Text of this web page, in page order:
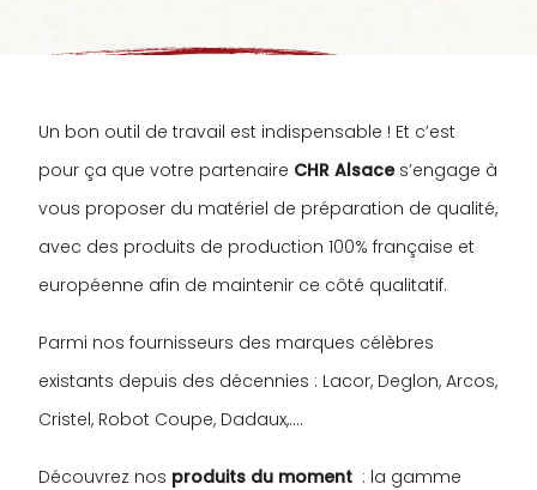
Un bon outil de travail est indispensable ! Et c’est
pour ça que votre partenaire CHR Alsaces’engage à
vous proposer du matériel de préparation de qualité,
avec des produits de production 100% française et
européenne afin de maintenir ce côté qualitatif.
Parmi nos fournisseurs des marques célèbres
existants depuis des décennies : Lacor, Deglon, Arcos,
Cristel, Robot Coupe, Dadaux,….
Découvrez nos produits du moment : la gamme